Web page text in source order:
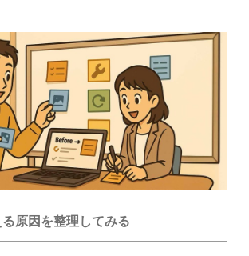
原因を整理してみる